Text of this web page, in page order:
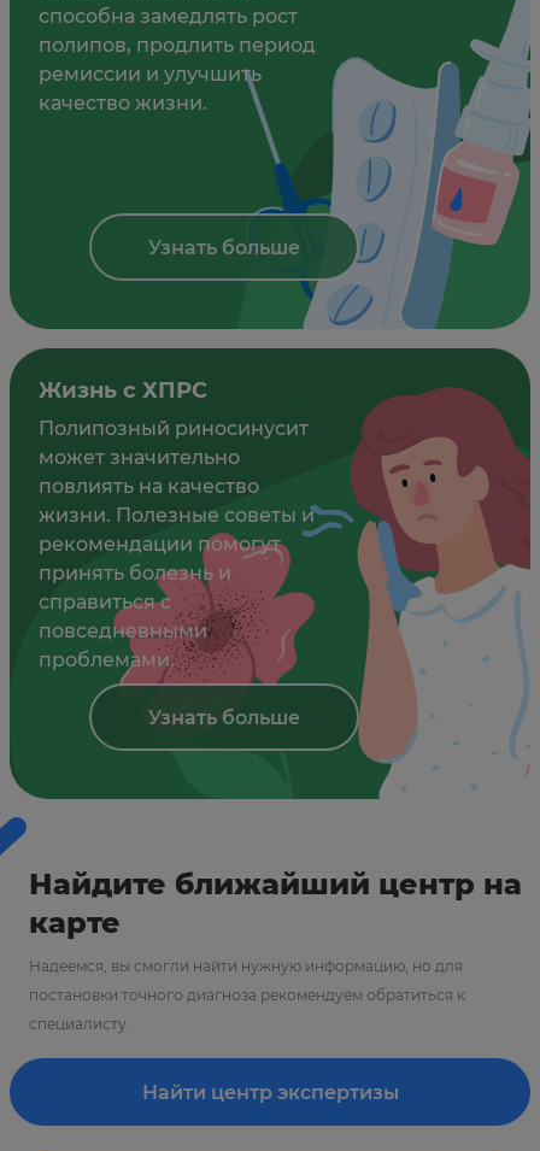
способна замедлять рост
полипов, продлить период
ремиссии и улучшить
качество жизни.
Узнать больше
Жизнь с ХПРС
Полипозный риносинусит
может значительно
повлиять на качество
жизни. Полезные советы и
рекомендации помогут
принять болезнь и
справиться с
повседневными
проблемами.
Узнать больше
Найдите ближайший центр на
карте
Надеемся, вы смогли найти нужную информацию, но для
постановки точного диагноза рекомендуем обратиться к
специалисту.
Найти центр экспертизы